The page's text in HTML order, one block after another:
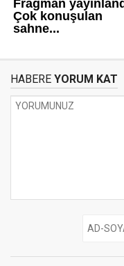
HABERE YORUM KAT